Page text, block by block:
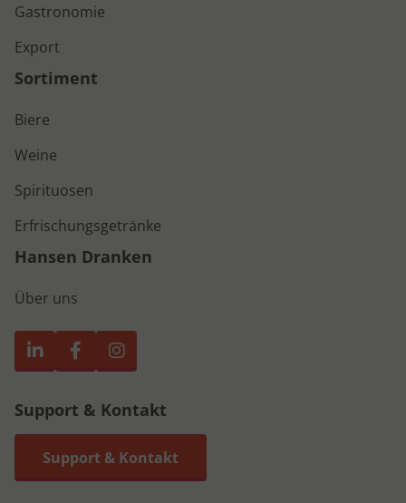
Gastronomie
Export
Sortiment
Biere
Weine
Spirituosen
Erfrischungsgetränke
Hansen Dranken
Über uns
Support & Kontakt
Support & Kontakt